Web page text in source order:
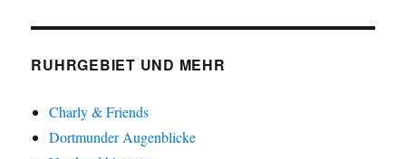
RUHRGEBIET UND MEHR
Charly & Friends
Dortmunder Augenblicke